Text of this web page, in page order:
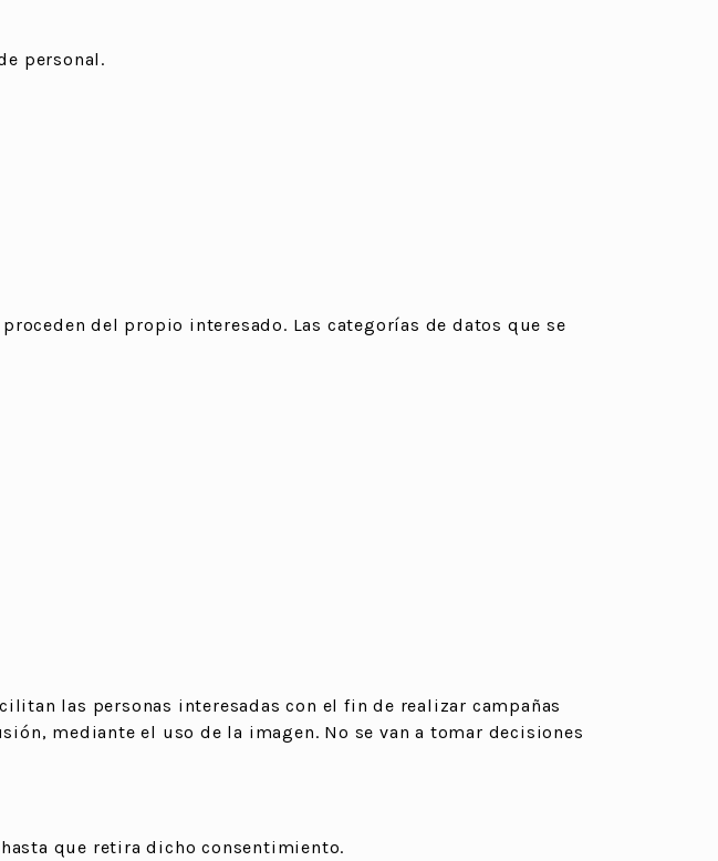
personal.
proceden del propio interesado. Las categorías de datos que se
las personas interesadas con el fin de realizar campañas
mediante el uso de la imagen. No se van a tomar decisiones
que retira dicho consentimiento.